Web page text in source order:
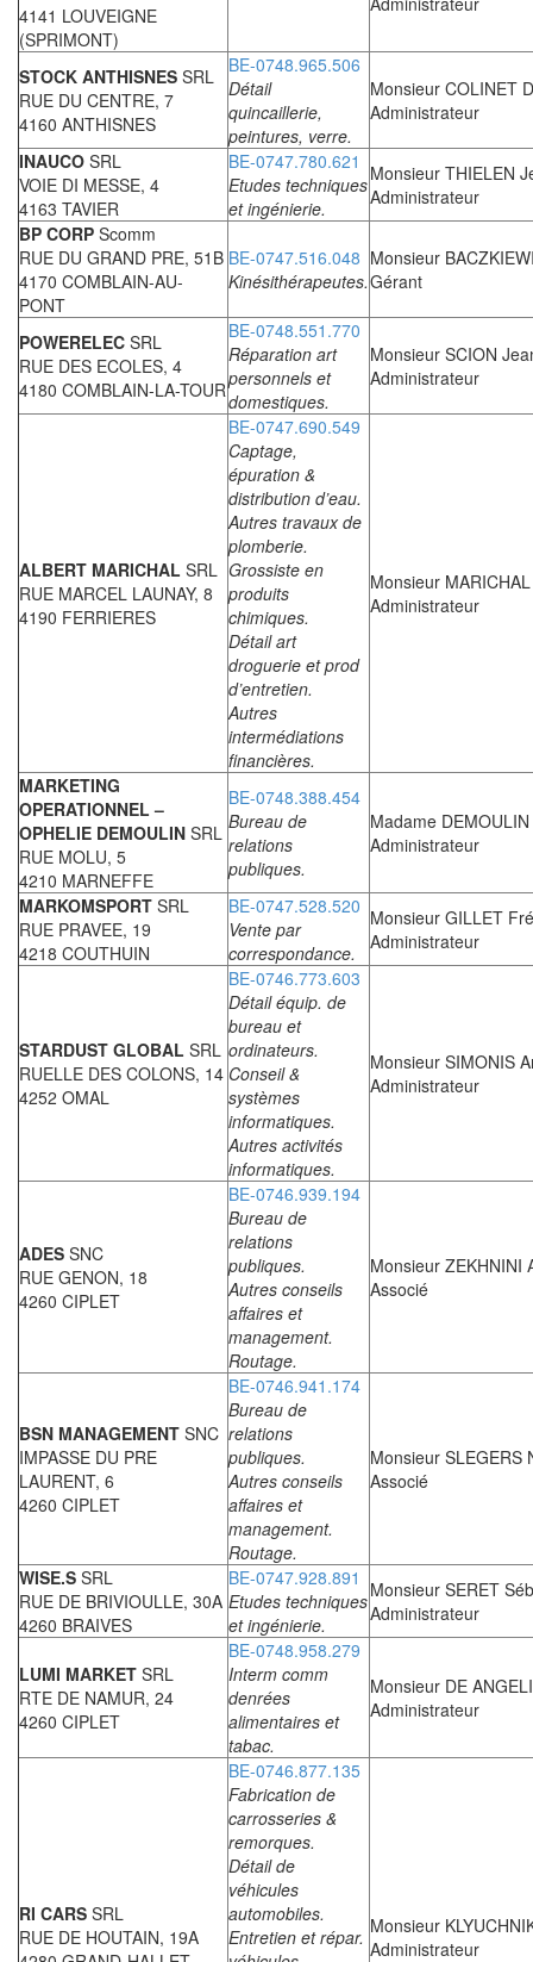
4141 LOUVEIGNE
(SPRIMONT)
STOCK ANTHISNES SRL
RUE DU CENTRE, 7
4160 ANTHISNES
BE-0748.965.506
Détail
quincaillerie,
peintures, verre.
Monsieur COLINET
Administrateur
INAUCO SRL
VOIE DI MESSE, 4
4163 TAVIER
BE-0747.780.621
Etudes techniques
et ingénierie.
Monsieur THIELEN
Administrateur
BP CORP Scomm
RUE DU GRAND PRE, 51B
4170 COMBLAIN-AU-
PONT
BE-0747.516.048
Kinésithérapeutes.
Monsieur
Gérant
POWERELEC SRL
RUE DES ECOLES, 4
4180 COMBLAIN-LA-TOUR
BE-0748.551.770
Réparation art
personnels et
domestiques.
Monsieur SCION
Administrateur
ALBERT MARICHAL SRL
RUE MARCEL LAUNAY, 8
4190 FERRIERES
BE-0747.690.549
Captage,
épuration &
distribution d’eau.
Autres travaux de
plomberie.
Grossiste en
produits
chimiques.
Détail art
droguerie et prod
d’entretien.
Autres
intermédiations
financières.
Monsieur
Administrateur
MARKETING
OPERATIONNEL –
OPHELIE DEMOULIN SRL
RUE MOLU, 5
4210 MARNEFFE
BE-0748.388.454
Bureau de
relations
publiques.
Madame
Administrateur
MARKOMSPORT SRL
RUE PRAVEE, 19
4218 COUTHUIN
BE-0747.528.520
Vente par
correspondance.
Monsieur GILLET
Administrateur
STARDUST GLOBAL SRL
RUELLE DES COLONS, 14
4252 OMAL
BE-0746.773.603
Détail équip. de
bureau et
ordinateurs.
Conseil &
systèmes
informatiques.
Autres activités
informatiques.
Monsieur SIMONIS
Administrateur
ADES SNC
RUE GENON, 18
4260 CIPLET
BE-0746.939.194
Bureau de
relations
publiques.
Autres conseils
affaires et
management.
Routage.
Monsieur ZEKHNINI
Associé
BSN MANAGEMENT SNC
IMPASSE DU PRE
LAURENT, 6
4260 CIPLET
BE-0746.941.174
Bureau de
relations
publiques.
Autres conseils
affaires et
management.
Routage.
Monsieur SLEGERS
Associé
WISE.S SRL
RUE DE BRIVIOULLE, 30A
4260 BRAIVES
BE-0747.928.891
Etudes techniques
et ingénierie.
Monsieur SERET
Administrateur
LUMI MARKET SRL
RTE DE NAMUR, 24
4260 CIPLET
BE-0748.958.279
Interm comm
denrées
alimentaires et
tabac.
Monsieur DE
Administrateur
RI CARS SRL
RUE DE HOUTAIN, 19A
BE-0746.877.135
Fabrication de
carrosseries &
remorques.
Détail de
véhicules
automobiles.
Entretien et répar. Monsieur
Administrateur